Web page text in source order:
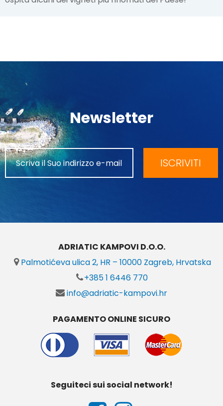
Newsletter
ISCRIVITI
ADRIATIC KAMPOVI D.O.O.
Palmotićeva ulica 2, HR – 10000 Zagreb, Hrvatska
+385 1 6446 770
info@adriatic-kampovi.hr
PAGAMENTO ONLINE SICURO
Seguiteci sui social network!